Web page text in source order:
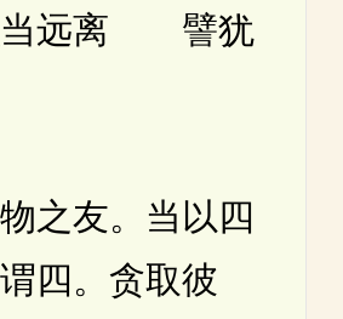
远离 譬犹
友。当以四
四。贪取彼